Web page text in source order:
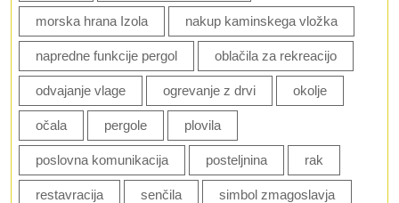
morska hrana Izola nakup kaminskega vložka
napredne funkcije pergol oblačila za rekreacijo
odvajanje vlage ogrevanje z drvi okolje
očala pergole plovila
poslovna komunikacija posteljnina rak
restavracija senčila simbol zmagoslavja